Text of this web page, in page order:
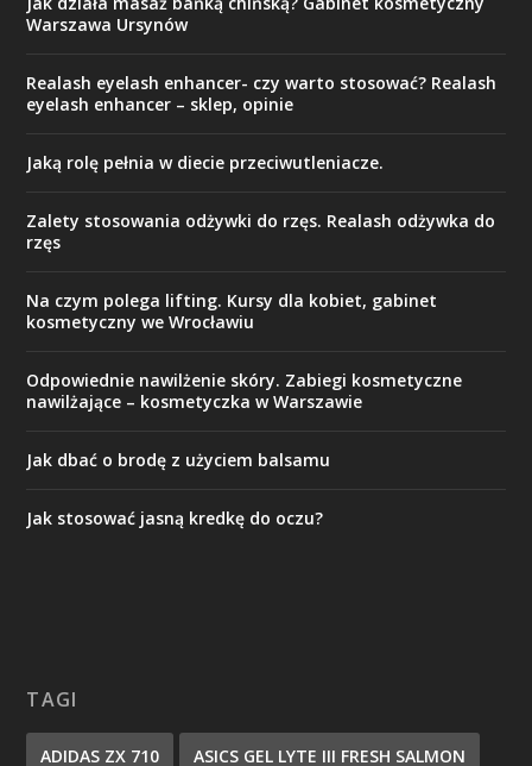
Warszawa Ursynów
Realash eyelash enhancer- czy warto stosować? Realash
eyelash enhancer – sklep, opinie
Jaką rolę pełnia w diecie przeciwutleniacze.
Zalety stosowania odżywki do rzęs. Realash odżywka do
rzęs
Na czym polega lifting. Kursy dla kobiet, gabinet
kosmetyczny we Wrocławiu
Odpowiednie nawilżenie skóry. Zabiegi kosmetyczne
nawilżające – kosmetyczka w Warszawie
Jak dbać o brodę z użyciem balsamu
Jak stosować jasną kredkę do oczu?
TAGI
ADIDAS ZX 710 ASICS GEL LYTE III FRESH SALMON